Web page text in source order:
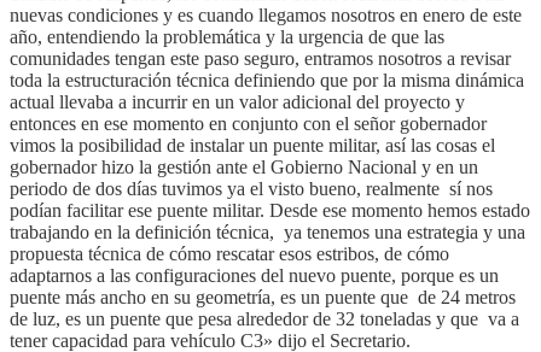
nuevas condiciones y es cuando llegamos nosotros en enero de este
año, entendiendo la problemática y la urgencia de que las
comunidades tengan este paso seguro, entramos nosotros a revisar
toda la estructuración técnica definiendo que por la misma dinámica
actual llevaba a incurrir en un valor adicional del proyecto y
entonces en ese momento en conjunto con el señor gobernador
vimos la posibilidad de instalar un puente militar, así las cosas el
gobernador hizo la gestión ante el Gobierno Nacional y en un
periodo de dos días tuvimos ya el visto bueno, realmente sí nos
podían facilitar ese puente militar. Desde ese momento hemos estado
trabajando en la definición técnica, ya tenemos una estrategia y una
propuesta técnica de cómo rescatar esos estribos, de cómo
adaptarnos a las configuraciones del nuevo puente, porque es un
puente más ancho en su geometría, es un puente que de 24 metros
de luz, es un puente que pesa alrededor de 32 toneladas y que va a
tener capacidad para vehículo C3» dijo el Secretario.